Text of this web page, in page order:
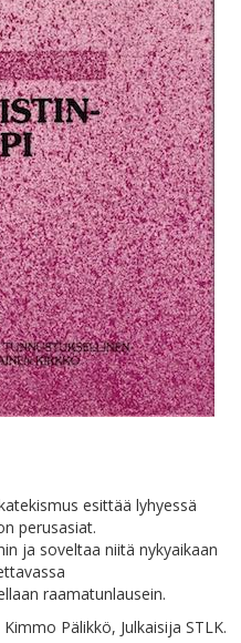
esittää lyhyessä
perusasiat.
ja soveltaa niitä nykyaikaan
raamatunlausein.
Pälikkö, Julkaisija STLK.